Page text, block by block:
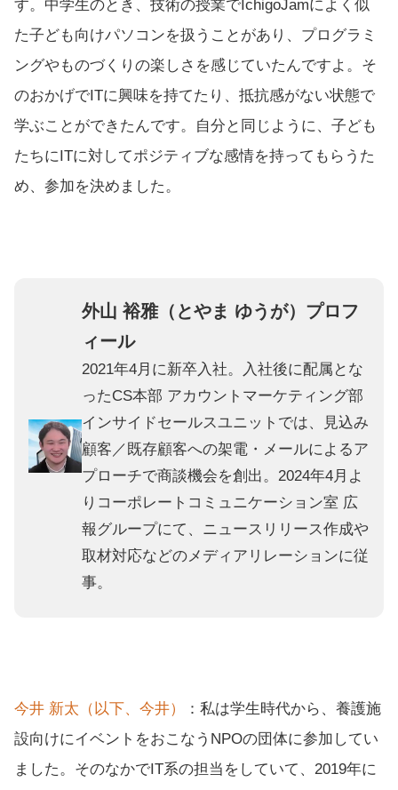
す。中学生のとき、技術の授業でIchigoJamによく似
た子ども向けパソコンを扱うことがあり、プログラミ
ングやものづくりの楽しさを感じていたんですよ。そ
のおかげでITに興味を持てたり、抵抗感がない状態で
学ぶことができたんです。自分と同じように、子ども
たちにITに対してポジティブな感情を持ってもらうた
め、参加を決めました。
外山 裕雅（とやま ゆうが）プロフ
ィール
2021年4月に新卒入社。入社後に配属とな
ったCS本部 アカウントマーケティング部
インサイドセールスユニットでは、見込み
顧客／既存顧客への架電・メールによるア
プローチで商談機会を創出。2024年4月よ
りコーポレートコミュニケーション室 広
報グループにて、ニュースリリース作成や
取材対応などのメディアリレーションに従
事。
今井 新太（以下、今井）
：私は学生時代から、養護施
設向けにイベントをおこなうNPOの団体に参加してい
ました。そのなかでIT系の担当をしていて、2019年に